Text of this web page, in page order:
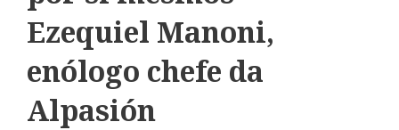
Ezequiel Manoni,
enólogo chefe da
Alpasión